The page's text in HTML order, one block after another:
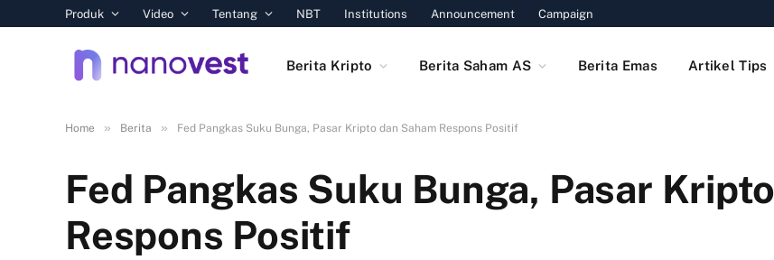
Produk Video Tentang NBT Institutions Announcement Campaign
Berita Kripto Berita Saham AS Berita Emas Artikel Tips
Home » Berita » Fed Pangkas Suku Bunga, Pasar Kripto dan Saham Respons Positif
Fed Pangkas Suku Bunga, Pasar
Respons Positif